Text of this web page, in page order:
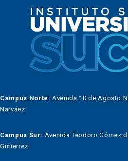
Campus Norte: Avenida 10 de Agosto
Narváez
Campus Sur: Avenida Teodoro Gómez
Gutierrez